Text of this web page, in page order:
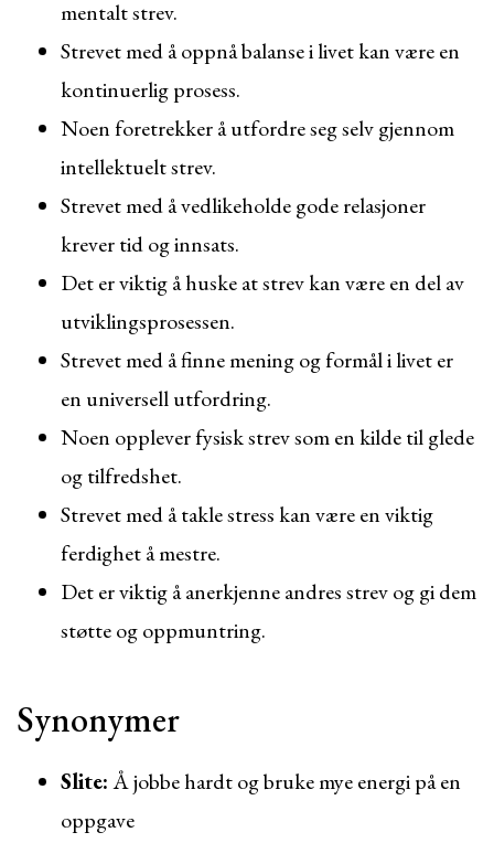
mentalt strev.
Strevet med å oppnå balanse i livet kan være en
kontinuerlig prosess.
Noen foretrekker å utfordre seg selv gjennom
intellektuelt strev.
Strevet med å vedlikeholde gode relasjoner
krever tid og innsats.
Det er viktig å huske at strev kan være en del av
utviklingsprosessen.
Strevet med å finne mening og formål i livet er
en universell utfordring.
Noen opplever fysisk strev som en kilde til glede
og tilfredshet.
Strevet med å takle stress kan være en viktig
ferdighet å mestre.
Det er viktig å anerkjenne andres strev og gi dem
støtte og oppmuntring.
Synonymer
Slite:Å jobbe hardt og bruke mye energi på en
oppgave